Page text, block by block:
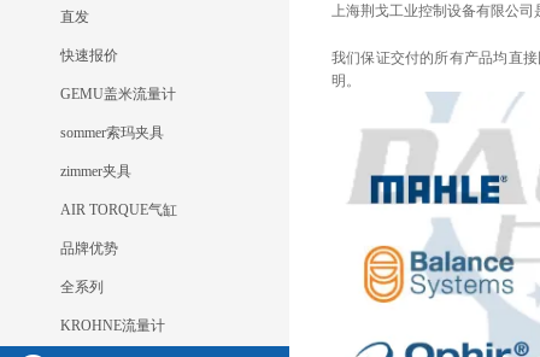
直发
快速报价
GEMU盖米流量计
sommer索玛夹具
zimmer夹具
AIR TORQUE气缸
品牌优势
全系列
KROHNE流量计
上海荆戈工业控制设备有限公
我们保证交付的所有产品均直
明。